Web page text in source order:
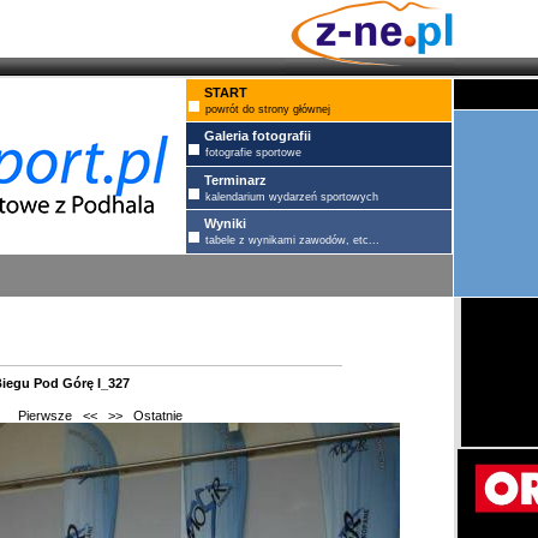
START
powrót do strony głównej
Galeria fotografii
fotografie sportowe
Terminarz
kalendarium wydarzeń sportowych
Wyniki
tabele z wynikami zawodów, etc...
Pod Górę I_327
Pierwsze << >> Ostatnie